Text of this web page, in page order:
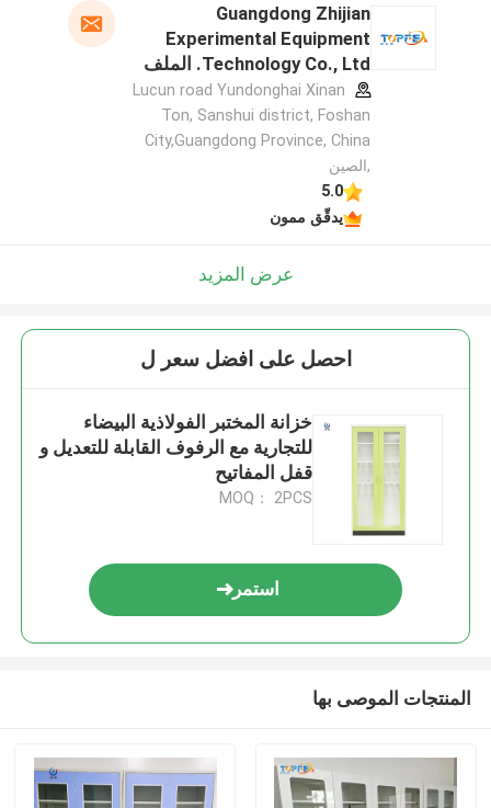
Guangdong Zhijian
Experimental Equipment
Technology Co., Ltd. الملف
الشركة المصنعة
Lucun road Yundonghai Xinan
Ton, Sanshui district, Foshan
City,Guangdong Province, China
,الصين
5.0
يدقّق ممون
عرض المزيد
احصل على افضل سعر ل
خزانة المختبر الفولاذية البيضاء
للتجارية مع الرفوف القابلة للتعديل و
قفل المفاتيح
MOQ： 2PCS
استمر
المنتجات الموصى بها